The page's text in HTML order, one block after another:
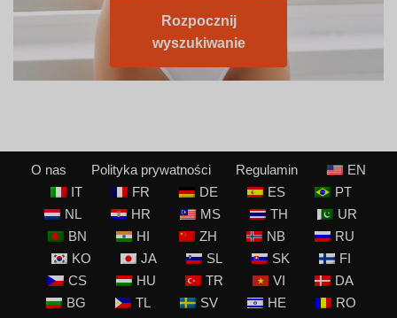
Rozpocznij
wyszukiwanie
O nas Polityka prywatności Regulamin
EN
IT
FR DE ES
PT
NL
HR MS TH
UR
BN
HI ZH NB
RU
KO
JA SL SK
FI
CS
HU TR VI
DA
BG
TL SV HE
RO